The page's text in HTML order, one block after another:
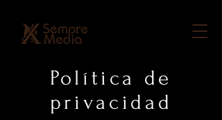
Política de
privacidad